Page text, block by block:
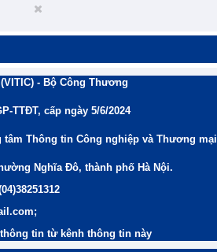
- Bộ Công Thương
TTĐT, cấp ngày 5/6/2024
Thông tin Công nghiệp và Thương mại
Nghĩa Đô, thành phố Hà Nội.
tin từ kênh thông tin này